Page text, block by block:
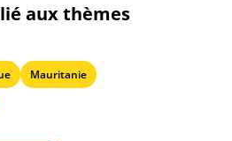
aux thèmes
Mauritanie